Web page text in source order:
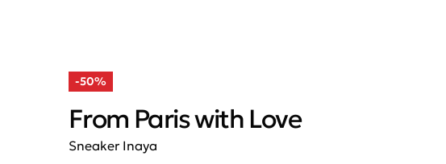
-50%
Sneaker Inaya
From Paris with Love